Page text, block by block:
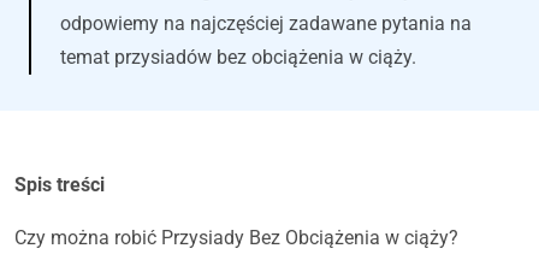
odpowiemy na najczęściej zadawane pytania na
temat przysiadów bez obciążenia w ciąży.
Spis treści
Czy można robić Przysiady Bez Obciążenia w ciąży?